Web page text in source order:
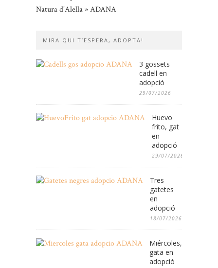
Natura d'Alella » ADANA
MIRA QUI T’ESPERA, ADOPTA!
3 gossets
cadell en
adopció
29/07/2026
Huevo
frito, gat
en
adopció
29/07/2026
Tres
gatetes
en
adopció
18/07/2026
Miércoles,
gata en
adopció